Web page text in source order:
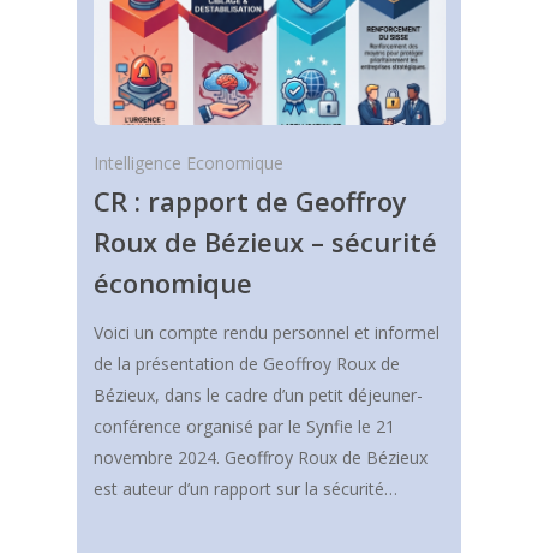
Intelligence Economique
CR : rapport de Geoffroy
Roux de Bézieux – sécurité
économique
Voici un compte rendu personnel et informel
de la présentation de Geoffroy Roux de
Bézieux, dans le cadre d’un petit déjeuner-
conférence organisé par le Synfie le 21
novembre 2024. Geoffroy Roux de Bézieux
est auteur d’un rapport sur la sécurité…